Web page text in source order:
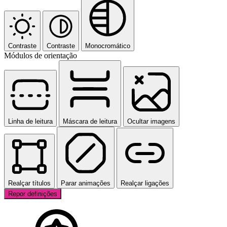
Contraste Contraste Monocromático
Módulos de orientação
Linha de leitura Máscara de leitura Ocultar imagens
Realçar títulos Parar animações
Realçar ligações
Repor definições